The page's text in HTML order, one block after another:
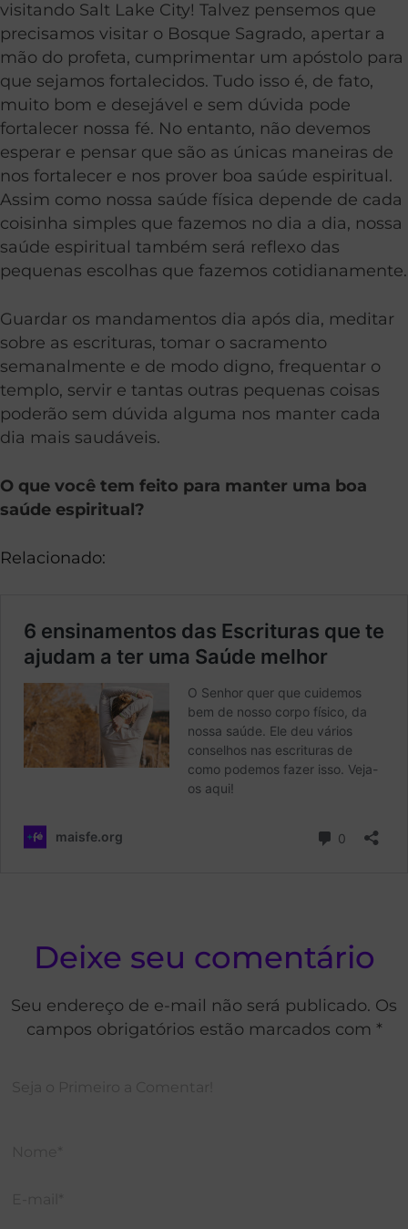
visitando Salt Lake City! Talvez pensemos que
precisamos visitar o Bosque Sagrado, apertar a
mão do profeta, cumprimentar um apóstolo para
que sejamos fortalecidos. Tudo isso é, de fato,
muito bom e desejável e sem dúvida pode
fortalecer nossa fé. No entanto, não devemos
esperar e pensar que são as únicas maneiras de
nos fortalecer e nos prover boa saúde espiritual.
Assim como nossa saúde física depende de cada
coisinha simples que fazemos no dia a dia, nossa
saúde espiritual também será reflexo das
pequenas escolhas que fazemos cotidianamente.
Guardar os mandamentos dia após dia, meditar
sobre as escrituras, tomar o sacramento
semanalmente e de modo digno, frequentar o
templo, servir e tantas outras pequenas coisas
poderão sem dúvida alguma nos manter cada
dia mais saudáveis.
O que você tem feito para manter uma boa
saúde espiritual?
Relacionado:
Deixe seu comentário
Seu endereço de e-mail não será publicado. Os
campos obrigatórios estão marcados com *